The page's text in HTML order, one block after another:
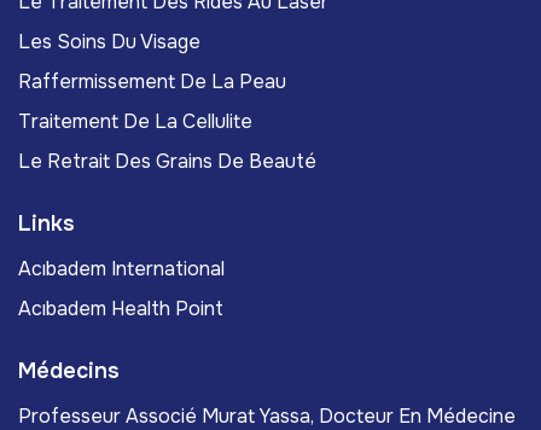
Les Soins Du Visage
Raffermissement De La Peau
Traitement De La Cellulite
Le Retrait Des Grains De Beauté
Links
Acıbadem International
Acıbadem Health Point
Médecins
Professeur Associé Murat Yassa, Docteur En Médecine